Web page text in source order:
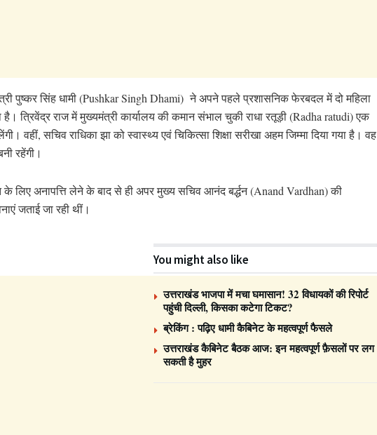
पुष्कर सिंह धामी (Pushkar Singh Dhami) ने अपने पहले प्रशासनिक फेरबदल में दो महिला
है। त्रिवेंद्र राज में मुख्यमंत्री कार्यालय की कमान संभाल चुकी राधा रतूड़ी (Radha ratudi) एक
वहीं, सचिव राधिका झा को स्वास्थ्य एवं चिकित्सा शिक्षा सरीखा अहम जिम्मा दिया गया है। वह
रहेंगी।
लिए अनापत्ति लेने के बाद से ही अपर मुख्य सचिव आनंद बर्द्धन (Anand Vardhan) की
जताई जा रही थीं।
You might also like
उत्तराखंड भाजपा में मचा घमासान! 32 विधायकों की रिपोर्ट
पहुंची दिल्ली, किसका कटेगा टिकट?
ब्रेकिंग : पढ़िए धामी कैबिनेट के महत्वपूर्ण फैसले
उत्तराखंड कैबिनेट बैठक आज: इन महत्वपूर्ण फ़ैसलों पर लग
सकती है मुहर